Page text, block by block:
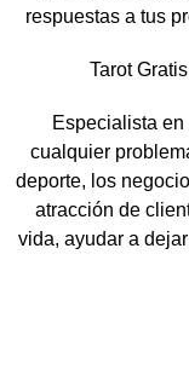
respuestas a tus
Tarot
Especialista
cualquier
deporte, los
atracción de
vida, ayudar a